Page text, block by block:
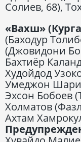
Солиев, 68),
«Вахш»
(Баходур
(Джовидони
Бахтиёр
Худойдод
Умеджон
Эхсон Бобоев
Холматов
Ахтам